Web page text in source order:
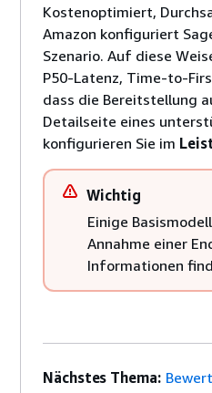
Kostenoptimiert,
Amazon konfiguriert
Szenario. Auf diese
P50-Latenz, Time-to-
dass die Bereitstellung
Detailseite eines
konfigurieren Sie im
Wichtig
Einige
Annahme einer
Informationen
Nächstes Thema: